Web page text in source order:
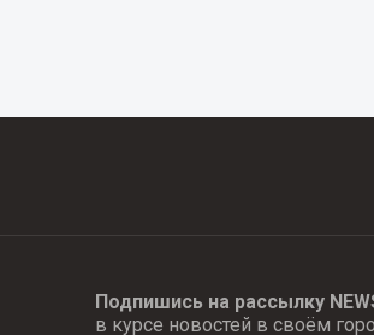
Подпишись на рассылку
в курсе новостей в своём